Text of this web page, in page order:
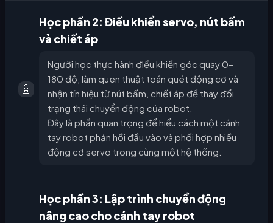
🤖
Học phần 2: Điều khiển servo, nút bấm
và chiết áp
Người học thực hành điều khiển góc quay 0–
180 độ, làm quen thuật toán quét động cơ và
nhận tín hiệu từ nút bấm, chiết áp để thay đổi
trạng thái chuyển động của robot.
Đây là phần quan trọng để hiểu cách một cánh
tay robot phản hồi đầu vào và phối hợp nhiều
động cơ servo trong cùng một hệ thống.
Học phần 3: Lập trình chuyển động
nâng cao cho cánh tay robot